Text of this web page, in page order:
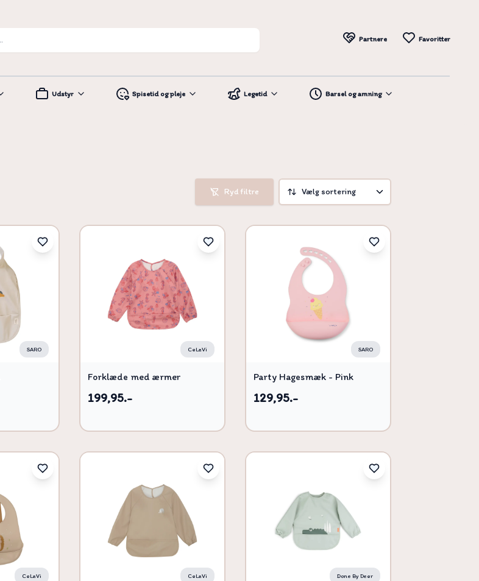
Partnere Favoritter
Udstyr Spisetid og pleje Legetid Barsel og amning
Ryd filtre Vælg sortering
Pris lav til høj
Titel, A-Å
Titel, Å-A
SARO CeLaVi
Forklæde med ærmer
199,95.-
SARO
Party Hagesmæk - Pink
129,95.-
CeLaVi CeLaVi Done By Deer